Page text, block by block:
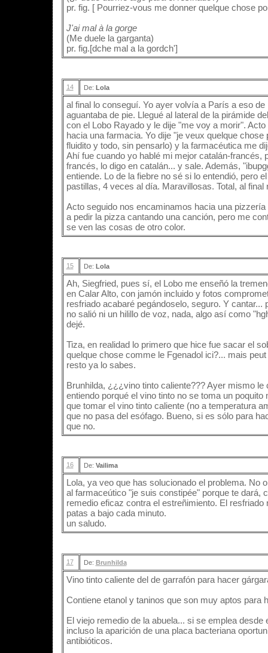
pr. fig. [ Pourriez-vous me donner quelque chose
J'ai mal à la gorge
(Me duele la garganta)
pr. fig.[dche mal a la gordch']
14 De: Lola
al final lo conseguí. Yo ayer volvía a París a eso
aguantaba de pie. Llegué al lateral de la pirámide
con el Lobo Rayado y le dije "me voy a morir".
hacia una farmacia. Yo dije "je veux quelque
fluidito y todo, sin pensarlo) y la farmacéutica me
Ahí fue cuando yo hablé mi mejor catalán-francés,
francés, lo digo en catalán... y sale. Además,
entiende. Lo de la fiebre no sé si lo entendió, pero
pastillas, 4 veces al día. Maravillosas. Total, al final
Acto seguido nos encaminamos hacia una
a pedir la pizza cantando una canción, pero me
se ven las cosas de otro color.
15 De: Lola
Ah, Siegfried, pues sí, el Lobo me enseñó la
en Calar Alto, con jamón incluido y fotos
resfriado acabaré pegándoselo, seguro. Y cantar...
no salió ni un hilillo de voz, nada, algo así como
dejé.
Tiza, en realidad lo primero que hice fue sacar el
quelque chose comme le Fgenadol ici?... mais
resto ya lo sabes.
Brunhilda, ¿¿¿vino tinto caliente??? Ayer mismo le
entiendo porqué el vino tinto no se toma un
que tomar el vino tinto caliente (no a temperatura
que no pasa del esófago. Bueno, si es sólo para
que no.
16 De: Vailima
Lola, ya veo que has solucionado el problema. No
al farmaceútico "je suis constipée" porque te dará,
remedio eficaz contra el estreñimiento. El resfriado
patas a bajo cada minuto.
un saludo.
17 De: Brunhilda
Vino tinto caliente del de garrafón para hacer
Contiene etanol y taninos que son muy aptos para
El viejo remedio de la abuela... si se emplea desde
incluso la aparición de una placa bacteriana
antibióticos.